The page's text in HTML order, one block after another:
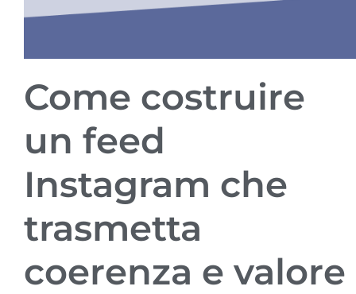
Come costruire
un feed
Instagram che
trasmetta
coerenza e valore